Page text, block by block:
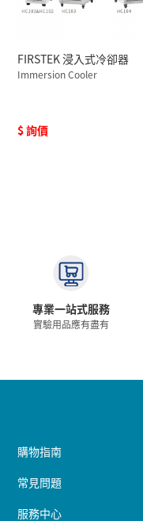
FIRSTEK 浸入式冷卻器
Immersion Cooler
$ 詢價
專業一站式服務
實驗用品應有盡有
購物指南
常見問題
服務中心